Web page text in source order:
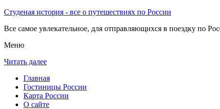
Студеная история - все о путешествиях по России
Все самое увлекательное, для отправляющихся в поездку по
Меню
Читать далее
Главная
Гостиницы России
Карта России
О сайте